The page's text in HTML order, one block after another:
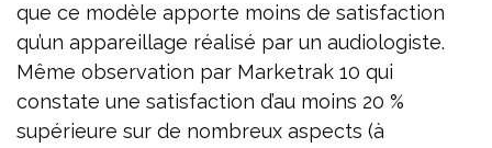
que ce modèle apporte moins de satisfaction
qu’un appareillage réalisé par un audiologiste.
Même observation par Marketrak 10 qui
constate une satisfaction d’au moins 20 %
supérieure sur de nombreux aspects (à